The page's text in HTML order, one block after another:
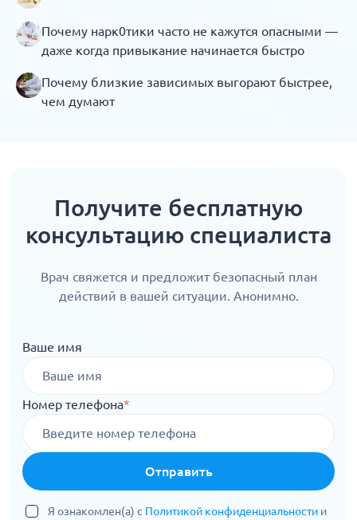
Почему нарк0тики часто не кажутся опасными —
даже когда привыкание начинается быстро
Почему близкие зависимых выгорают быстрее,
чем думают
Получите бесплатную
консультацию специалиста
Врач свяжется и предложит безопасный план
действий в вашей ситуации. Анонимно.
Ваше имя
Номер телефона*
Отправить
Я ознакомлен(а) с Политикой конфиденциальности и